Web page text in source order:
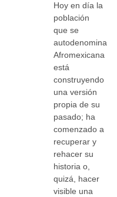
Hoy en día la
población
que se
autodenomina
Afromexicana
está
construyendo
una versión
propia de su
pasado; ha
comenzado a
recuperar y
rehacer su
historia o,
quizá, hacer
visible una